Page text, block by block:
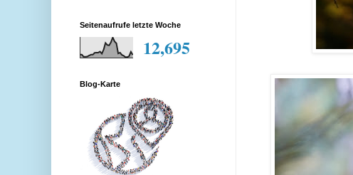
Seitenaufrufe letzte Woche
12,695
Blog-Karte